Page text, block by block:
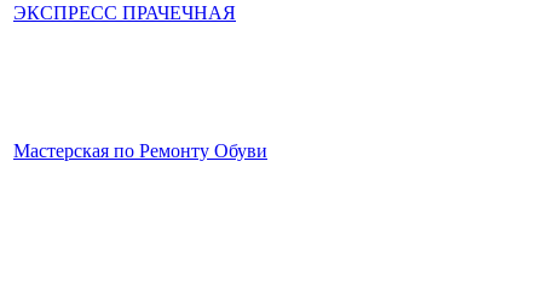
ЭКСПРЕСС ПРАЧЕЧНАЯ
Мастерская по Ремонту Обуви